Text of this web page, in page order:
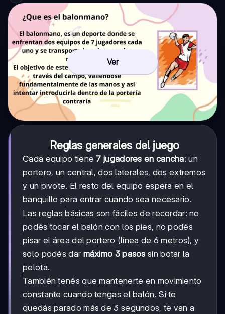
Ver
Reglas generales del juego
Cada equipo tiene 7 jugadores en cancha: un
portero, un central, dos laterales, dos extremos
y un pivote. El resto del equipo espera en el
banquillo para entrar cuando sea necesario.
Las reglas básicas son fáciles de recordar: no
podés tocar el balón con los pies, no podés
pisar el área del portero (línea de 6 metros), y
solo podés dar máximo 3 pasos sin botar la
pelota.
También tenés que mantenerte en movimiento
constante cuando tengas el balón. Si te
quedás parado más de 3 segundos, te van a